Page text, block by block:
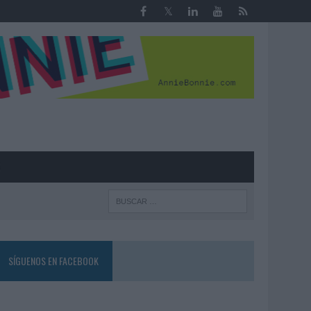
SÍGUENOS EN FACEBOOK